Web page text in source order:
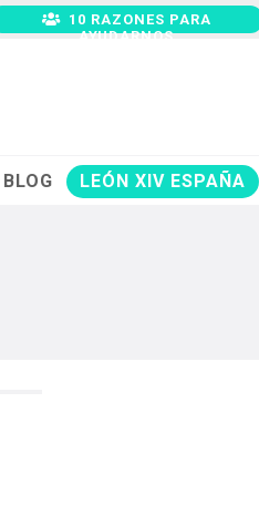
10 RAZONES PARA
AYUDARNOS
BLOG LEÓN XIV ESPAÑA